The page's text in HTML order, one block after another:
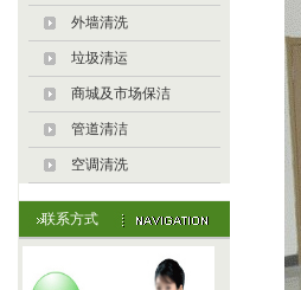
外墙清洗
垃圾清运
商城及市场保洁
管道清洁
空调清洗
联系方式